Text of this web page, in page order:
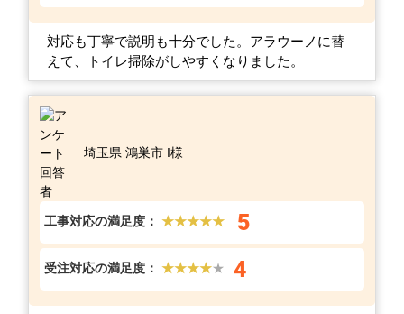
対応も丁寧で説明も十分でした。アラウーノに替
えて、トイレ掃除がしやすくなりました。
埼玉県 鴻巣市 I様
工事対応の満足度： ★★★★★ 5
受注対応の満足度： ★★★★★ 4